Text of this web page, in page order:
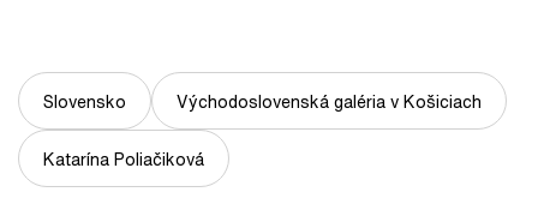
Slovensko Východoslovenská galéria v Košiciach
Katarína Poliačiková